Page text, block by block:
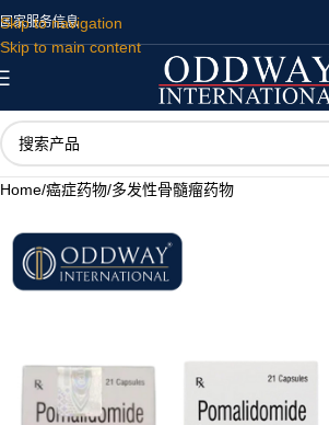
Skip to navigation
Skip to main content
国家服务信息
Home/癌症药物/多发性骨髓瘤药物